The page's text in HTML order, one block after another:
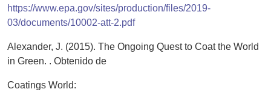
https://www.epa.gov/sites/production/files/2019-
03/documents/10002-att-2.pdf
Alexander, J. (2015). The Ongoing Quest to Coat the World
in Green. . Obtenido de
Coatings World: